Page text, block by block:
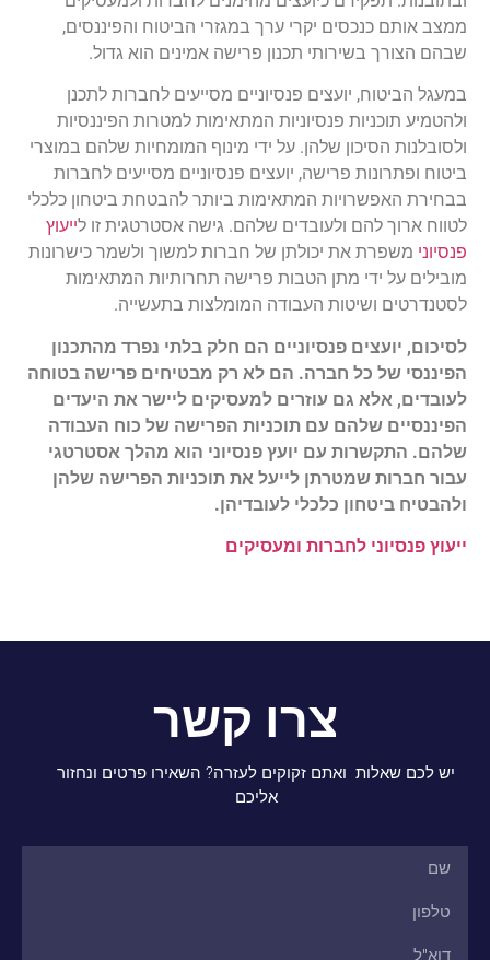
ממצב אותם כנכסים יקרי ערך במגזרי הביטוח והפיננסים,
שבהם הצורך בשירותי תכנון פרישה אמינים הוא גדול.
במעגל הביטוח, יועצים פנסיוניים מסייעים לחברות לתכנן
ולהטמיע תוכניות פנסיוניות המתאימות למטרות הפיננסיות
ולסובלנות הסיכון שלהן. על ידי מינוף המומחיות שלהם במוצרי
ביטוח ופתרונות פרישה, יועצים פנסיוניים מסייעים לחברות
בבחירת האפשרויות המתאימות ביותר להבטחת ביטחון כלכלי
לטווח ארוך להם ולעובדים שלהם. גישה אסטרטגית זו לייעוץ
פנסיוני משפרת את יכולתן של חברות למשוך ולשמר כישרונות
מובילים על ידי מתן הטבות פרישה תחרותיות המתאימות
לסטנדרטים ושיטות העבודה המומלצות בתעשייה.
לסיכום, יועצים פנסיוניים הם חלק בלתי נפרד מהתכנון
הפיננסי של כל חברה. הם לא רק מבטיחים פרישה בטוחה
לעובדים, אלא גם עוזרים למעסיקים ליישר את היעדים
הפיננסיים שלהם עם תוכניות הפרישה של כוח העבודה
שלהם. התקשרות עם יועץ פנסיוני הוא מהלך אסטרטגי
עבור חברות שמטרתן לייעל את תוכניות הפרישה שלהן
ולהבטיח ביטחון כלכלי לעובדיהן.
ייעוץ פנסיוני לחברות ומעסיקים
צרו קשר
יש לכם שאלות ואתם זקוקים לעזרה? השאירו פרטים ונחזור
אליכם